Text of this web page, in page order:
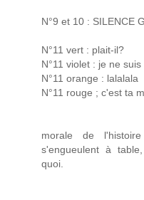
N°9 et 10 : SILENCE
N°11 vert : plait-il?
N°11 violet : je ne
N°11 orange : lalalala
N°11 rouge ; c'est ta
morale de
s'engueulent à
quoi.